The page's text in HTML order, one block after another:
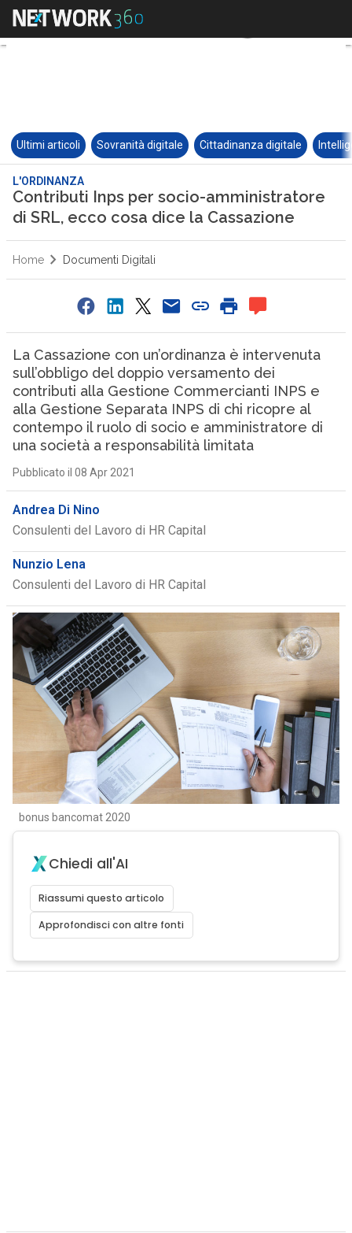
Ultimi articoli Sovranità digitale Cittadinanza digitale
L'ORDINANZA
Contributi Inps per socio-amministratore
di SRL, ecco cosa dice la Cassazione
Home Documenti Digitali
La Cassazione con un’ordinanza è intervenuta
sull’obbligo del doppio versamento dei
contributi alla Gestione Commercianti INPS e
alla Gestione Separata INPS di chi ricopre al
contempo il ruolo di socio e amministratore di
una società a responsabilità limitata
Pubblicato il 08 Apr 2021
Andrea Di Nino
Consulenti del Lavoro di HR Capital
Nunzio Lena
Consulenti del Lavoro di HR Capital
bonus bancomat 2020
Chiedi all'AI
Riassumi questo articolo
Approfondisci con altre fonti